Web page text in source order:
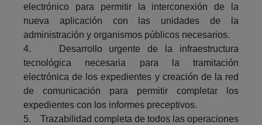
electrónico para permitir la interconexión de la
nueva aplicación con las unidades de la
administración y organismos públicos necesarios.
4. Desarrollo urgente de la infraestructura
tecnológica necesaria para la tramitación
electrónica de los expedientes y creación de la red
de comunicación para permitir completar los
expedientes con los informes preceptivos.
5. Trazabilidad completa de todos las operaciones